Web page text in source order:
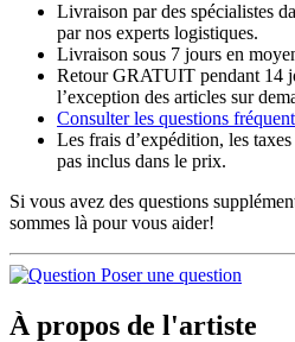
Livraison par des spécialistes
par nos experts logistiques.
Livraison sous 7 jours en
Retour GRATUIT pendant 14
l’exception des articles sur
Consulter les questions
Les frais d’expédition, les
pas inclus dans le prix.
Si vous avez des questions
sommes là pour vous aider!
Poser une question
À propos de l'artiste